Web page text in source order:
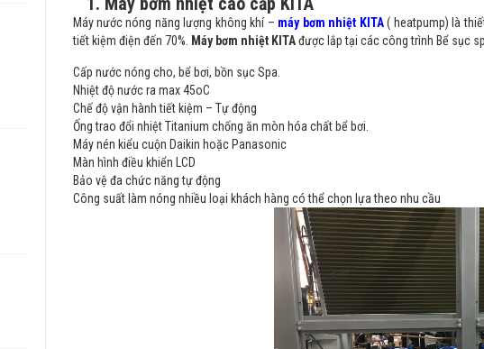
Máy nước nóng năng lượng không khí – máy bơm nhiệt KITA( heatpump) là
tiết kiệm điện đến 70%.
Máy bơm nhiệt KITAđược lắp tại các công trình Bể sục
Cấp nước nóng cho, bể bơi, bồn sục Spa.
Nhiệt độ nước ra max 45oC
Chế độ vận hành tiết kiệm – Tự động
Ống trao đổi nhiệt Titanium chống ăn mòn hóa chất bể bơi.
Máy nén kiểu cuộn Daikin hoặc Panasonic
Màn hình điều khiển LCD
Bảo vệ đa chức năng tự động
Công suất làm nóng nhiều loại khách hàng có thể chọn lựa theo nhu cầu